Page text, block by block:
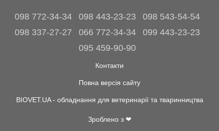
098 772-34-34 098 443-23-23
098 543-54-54
098 337-27-27
066 772-34-34
099 443-23-23
095 459-90-90
Контакти
Повна версія сайту
BIOVET.UA - обладнання для ветеринарії та тваринництва
Зроблено з ❤